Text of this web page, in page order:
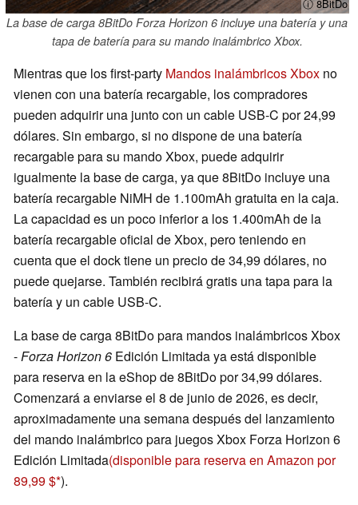
ⓘ 8BitDo
La base de carga 8BitDo Forza Horizon 6 incluye una batería y una
tapa de batería para su mando inalámbrico Xbox.
Mientras que los first-party Mandos inalámbricos Xbox no
vienen con una batería recargable, los compradores
pueden adquirir una junto con un cable USB-C por 24,99
dólares. Sin embargo, si no dispone de una batería
recargable para su mando Xbox, puede adquirir
igualmente la base de carga, ya que 8BitDo incluye una
batería recargable NiMH de 1.100mAh gratuita en la caja.
La capacidad es un poco inferior a los 1.400mAh de la
batería recargable oficial de Xbox, pero teniendo en
cuenta que el dock tiene un precio de 34,99 dólares, no
puede quejarse. También recibirá gratis una tapa para la
batería y un cable USB-C.
La base de carga 8BitDo para mandos inalámbricos Xbox
-Forza Horizon 6 Edición Limitada ya está disponible
para reserva en la eShop de 8BitDo por 34,99 dólares.
Comenzará a enviarse el 8 de junio de 2026, es decir,
aproximadamente una semana después del lanzamiento
del mando inalámbrico para juegos Xbox Forza Horizon 6
Edición Limitada(disponible para reserva en Amazon por
89,99 $ ).